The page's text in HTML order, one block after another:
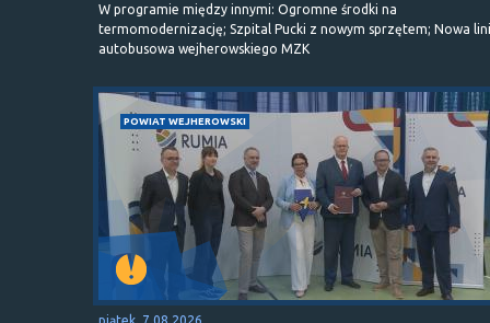
W programie między innymi: Ogromne środki na
termomodernizację; Szpital Pucki z nowym sprzętem; Nowa
autobusowa wejherowskiego MZK
POWIAT WEJHEROWSKI
piątek, 7.08.2026